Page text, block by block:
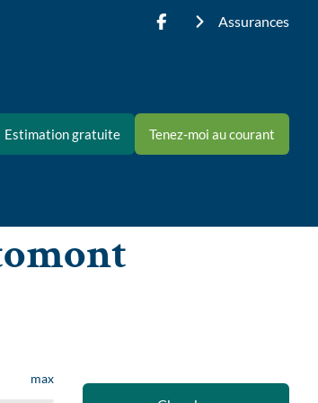
Assurances
Estimation gratuite Tenez-moi au courant
max